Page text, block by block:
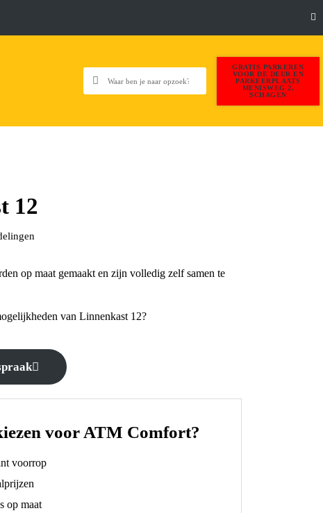
GRATIS PARKEREN
VOOR DE DEUR EN
PARKEERPLAATS
MENISWEG 2,
SCHAGEN
12
op maat gemaakt en zijn volledig zelf samen te
van Linnenkast 12?
voor ATM Comfort?
voorrop
op maat